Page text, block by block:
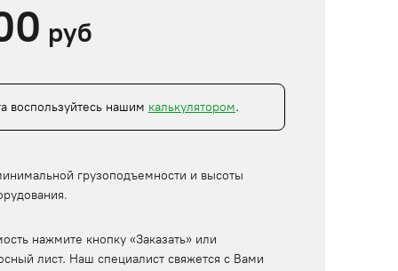
руб
воспользуйтесь нашим калькулятором.
грузоподъемности и высоты
нажмите кнопку «Заказать» или
лист. Наш специалист свяжется с Вами